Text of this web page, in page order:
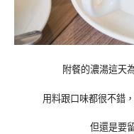
附餐的濃湯這天
用料跟口味都很不錯
但還是要